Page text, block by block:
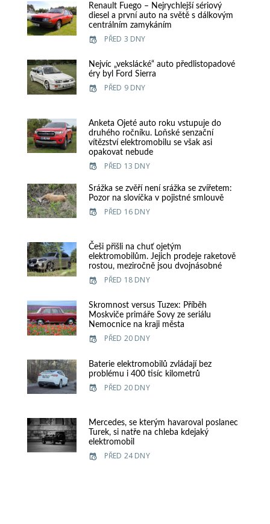
Renault Fuego – Nejrychlejší sériový
diesel a první auto na světě s dálkovým
centrálním zamykáním
PŘED 3 DNY
Nejvíc „vekslácké“ auto předlistopadové
éry byl Ford Sierra
PŘED 9 DNY
Anketa Ojeté auto roku vstupuje do
druhého ročníku. Loňské senzační
vítězství elektromobilu se však asi
opakovat nebude
PŘED 13 DNY
Srážka se zvěří není srážka se zvířetem:
Pozor na slovíčka v pojistné smlouvě
PŘED 16 DNY
Češi přišli na chuť ojetým
elektromobilům. Jejich prodeje raketově
rostou, meziročně jsou dvojnásobné
PŘED 18 DNY
Skromnost versus Tuzex: Příběh
Moskviče primáře Sovy ze seriálu
Nemocnice na kraji města
PŘED 20 DNY
Baterie elektromobilů zvládají bez
problému i 400 tisíc kilometrů
PŘED 20 DNY
Mercedes, se kterým havaroval poslanec
Turek, si natře na chleba kdejaký
elektromobil
PŘED 24 DNY